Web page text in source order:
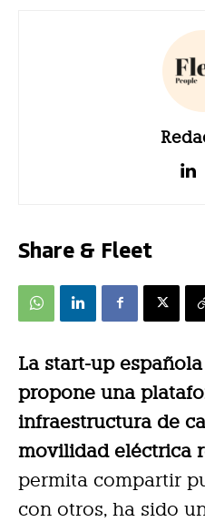
Share & Fleet
La start-up
propone una
infraestructura de
movilidad eléctrica
permita compartir
con otros, ha sido